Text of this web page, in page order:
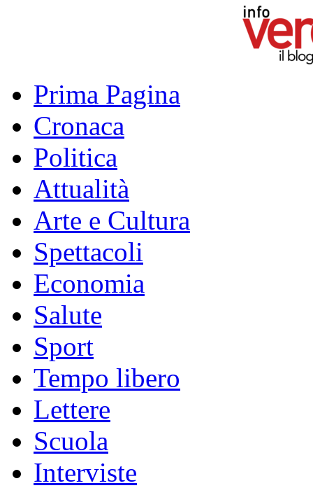
Prima Pagina
Cronaca
Politica
Attualità
Arte e Cultura
Spettacoli
Economia
Salute
Sport
Tempo libero
Lettere
Scuola
Interviste